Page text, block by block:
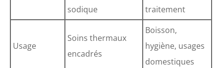
sodique
traitement
Usage
Soins thermaux
encadrés
Boisson,
hygiène, usages
domestiques